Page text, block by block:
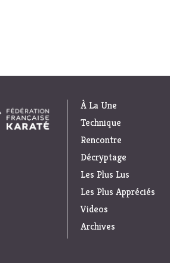
À La Une
Technique
Rencontre
Décryptage
Les Plus Lus
Les Plus Appréciés
Videos
Archives